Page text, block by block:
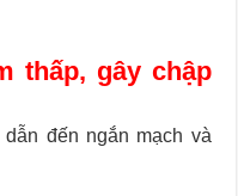
thấp, gây chập
đến ngắn mạch và